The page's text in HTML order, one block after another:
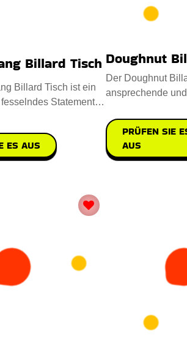
Billard Tisch
Billard Tisch ist ein
Statement
ES AUS
Doughnut
Der Doughnut
ansprechende
PRÜFEN SIE
AUS